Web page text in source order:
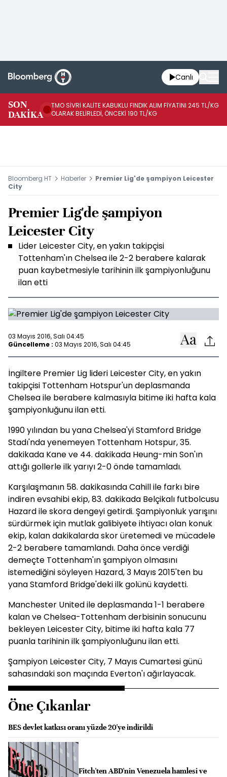
Canlı
SON
DAKİKA
TMO SİVRİ KALİTE KABUKLU FINDIK ALIM FİYATINI 245 TL/KG
OLARAK BELİRLEDİ, ÖNCEKİ 190 TL/KG
Bloomberg HT Haberler
Premier Lig'de şampiyon Leicester
City
Premier Lig'de şampiyon
Leicester City
Lider Leicester City, en yakın takipçisi
Tottenham'ın Chelsea ile 2-2 berabere kalarak
puan kaybetmesiyle tarihinin ilk şampiyonluğunu
ilan etti
03 Mayıs 2016, Salı 04:45
Güncelleme : 03 Mayıs 2016, Salı 04:45
İngiltere Premier Lig lideri Leicester City, en yakın
takipçisi Tottenham Hotspur'un deplasmanda
Chelsea ile berabere kalmasıyla bitime iki hafta kala
şampiyonluğunu ilan etti.
1990 yılından bu yana Chelsea'yi Stamford Bridge
Stadı'nda yenemeyen Tottenham Hotspur, 35.
dakikada Kane ve 44. dakikada Heung-min Son'ın
attığı gollerle ilk yarıyı 2-0 önde tamamladı.
Karşılaşmanın 58. dakikasında Cahill ile farkı bire
indiren evsahibi ekip, 83. dakikada Belçikalı futbolcusu
Hazard ile skora dengeyi getirdi. Şampiyonluk yarışını
sürdürmek için mutlak galibiyete ihtiyacı olan konuk
ekip, kalan dakikalarda skor üretemedi ve mücadele
2-2 berabere tamamlandı. Daha önce verdiği
demeçte Tottenham'ın şampiyon olmasını
istemediğini söyleyen Hazard, 3 Mayıs 2015'ten bu
yana Stamford Bridge'deki ilk golünü kaydetti.
Manchester United ile deplasmanda 1-1 berabere
kalan ve Chelsea-Tottenham derbisinin sonucunu
bekleyen Leicester City, bitime iki hafta kala 77
puanla tarihinin ilk şampiyonluğunu ilan etti.
Şampiyon Leicester City, 7 Mayıs Cumartesi günü
sahasındaki son maçında Everton'ı ağırlayacak.
Öne Çıkanlar
BES devlet katkısı oranı yüzde 20'ye indirildi
Fitch'ten ABD'nin Venezuela hamlesi ve